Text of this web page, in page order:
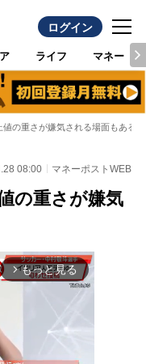
ログイン
ライフ マネー
値の重さが嫌気される場面もあるか
08:00 マネーポストWEB
の重さが嫌気
arrow_forward_ios もっと見る